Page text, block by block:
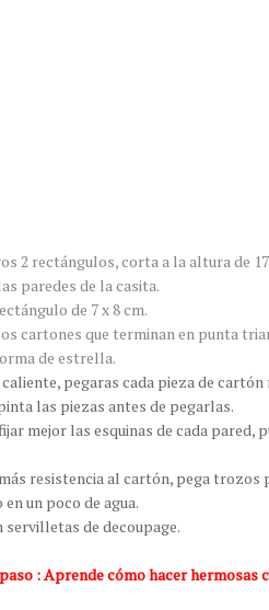
2 rectángulos, corta a la altura de
paredes de la casita.
de 7 x 8 cm.
cartones que terminan en punta
de estrella.
pegaras cada pieza de cartón
las piezas antes de pegarlas.
mejor las esquinas de cada pared,
resistencia al cartón, pega trozos
un poco de agua.
servilletas de decoupage.
: Aprende cómo hacer